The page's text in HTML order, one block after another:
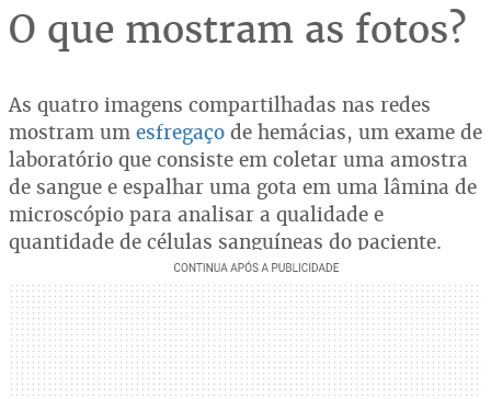
O que mostram as fotos?
As quatro imagens compartilhadas nas redes
mostram um esfregaço de hemácias, um exame de
laboratório que consiste em coletar uma amostra
de sangue e espalhar uma gota em uma lâmina de
microscópio para analisar a qualidade e
quantidade de células sanguíneas do paciente.